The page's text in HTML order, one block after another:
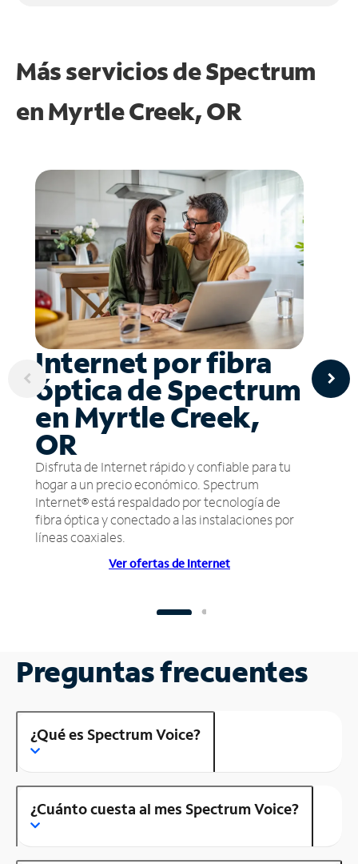
Más servicios de Spectrum
enMyrtle Creek, OR
Internet por fibra
óptica de Spectrum
en Myrtle Creek,
OR
Disfruta de Internet rápido y confiable para tu
hogar a un precio económico. Spectrum
Internet® está respaldado por tecnología de
fibra óptica y conectado a las instalaciones por
líneas coaxiales.
Ver ofertas de Internet
Preguntas frecuentes
¿Qué es Spectrum Voice?
¿Cuánto cuesta al mes Spectrum Voice?